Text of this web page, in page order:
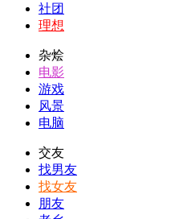
社团
理想
杂烩
电影
游戏
风景
电脑
交友
找男友
找女友
朋友